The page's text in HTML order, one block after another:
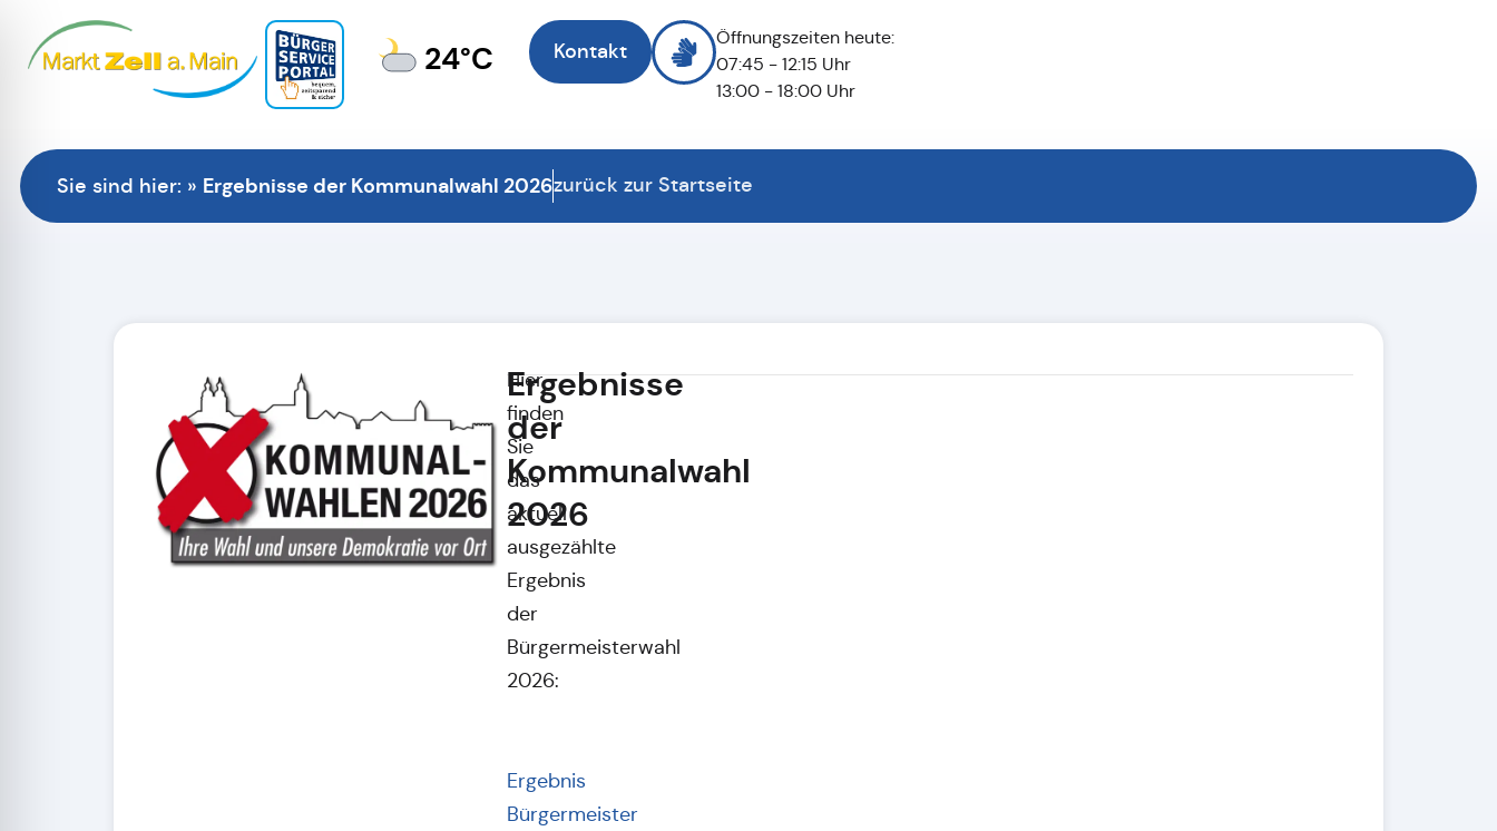
24°C Kontakt
Öffnungszeiten heute:
07:45 - 12:15 Uhr
13:00 - 18:00 Uhr
Sie sind hier: » Ergebnisse der Kommunalwahl 2026zurück zur Startseite
Ergebnisse
der
Kommunalwahl
2026
Hier
finden
Sie
das
aktuell
ausgezählte
Ergebnis
der
Bürgermeisterwahl
2026:
Ergebnis
Bürgermeister